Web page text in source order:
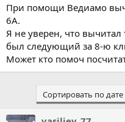
При помощи Ведиамо
6A.
Я не уверен, что
был следующий за 8-ю
Может кто помоч
Сортировать по дате